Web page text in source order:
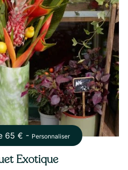
65 € - Personnaliser
Exotique